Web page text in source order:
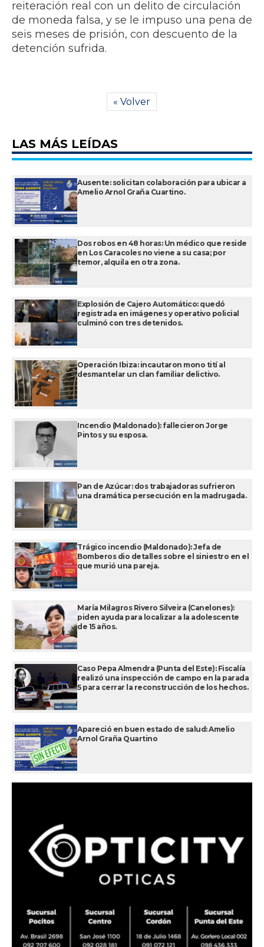
reiteración real con un delito de circulación
de moneda falsa, y se le impuso una pena de
seis meses de prisión, con descuento de la
detención sufrida.
« Volver
LAS MÁS LEÍDAS
Ausente: solicitan colaboración para ubicar a
Amelio Arnol Graña Cuartino.
Dos robos en 48 horas: Un médico que reside
en Los Caracoles no viene a su casa; por
temor, alquila en otra zona.
Explosión de Cajero Automático: quedó
registrada en imágenes y operativo policial
culminó con tres detenidos.
Operación Ibiza: incautaron mono tití al
desmantelar un clan familiar delictivo.
Incendio (Maldonado): fallecieron Jorge
Pintos y su esposa.
Pan de Azúcar: dos trabajadoras sufrieron
una dramática persecución en la madrugada.
Trágico incendio (Maldonado): Jefa de
Bomberos dio detalles sobre el siniestro en el
que murió una pareja.
María Milagros Rivero Silveira (Canelones):
piden ayuda para localizar a la adolescente
de 15 años.
Caso Pepa Almendra (Punta del Este): Fiscalía
realizó una inspección de campo en la parada
5 para cerrar la reconstrucción de los hechos.
Apareció en buen estado de salud: Amelio
Arnol Graña Quartino